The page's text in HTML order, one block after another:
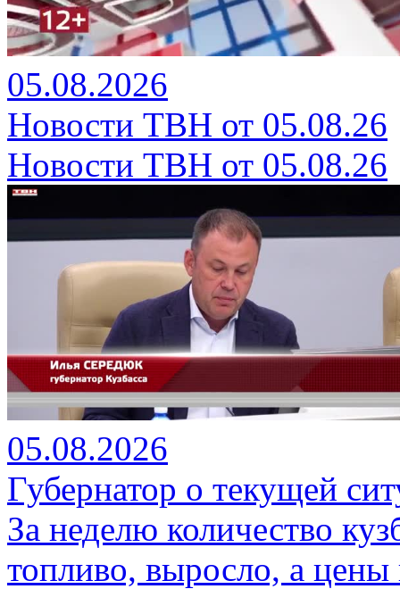
05.08.2026
Новости ТВН от 05.08.26
Новости ТВН от 05.08.26
05.08.2026
Губернатор о текущей
За неделю количество
топливо, выросло, а цены